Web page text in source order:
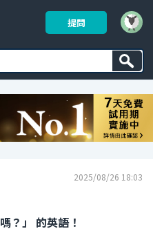
提問
2025/08/26 18:03
？」 的英語！